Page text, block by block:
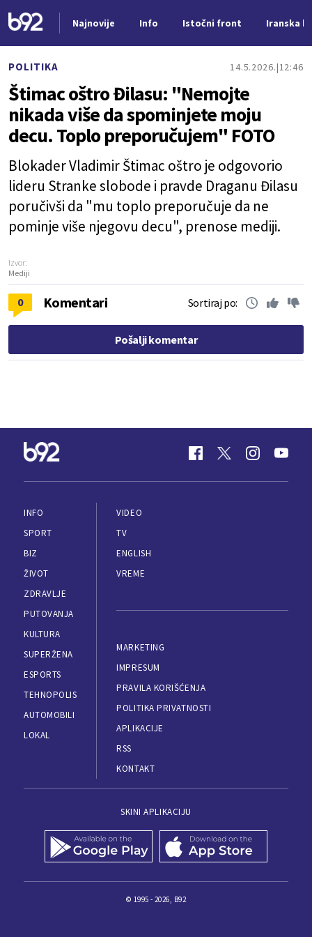
Najnovije Info Istočni front Iranska
POLITIKA 14.5.2026. 12:46
Štimac oštro Đilasu: "Nemojte
nikada više da spominjete moju
decu. Toplo preporučujem" FOTO
Blokader Vladimir Štimac oštro je odgovorio
lideru Stranke slobode i pravde Draganu Đilasu
poručivši da "mu toplo preporučuje da ne
pominje više njegovu decu", prenose mediji.
Izvor:
Mediji
0 Komentari Sortiraj po:
Pošalji komentar
INFO
SPORT
BIZ
ŽIVOT
ZDRAVLJE
PUTOVANJA
KULTURA
SUPERŽENA
ESPORTS
TEHNOPOLIS
AUTOMOBILI
LOKAL
VIDEO
TV
ENGLISH
VREME
MARKETING
IMPRESUM
PRAVILA KORIŠĆENJA
POLITIKA PRIVATNOSTI
APLIKACIJE
RSS
KONTAKT
SKINI APLIKACIJU
© 1995 - 2026, B92